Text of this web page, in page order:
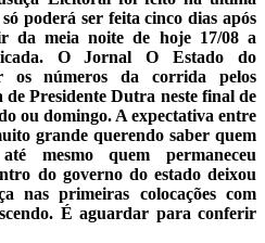
poderá ser feita cinco dias após
da meia noite de hoje 17/08 a
O Jornal O Estado do
os números da corrida pelos
Presidente Dutra neste final de
ou domingo. A expectativa entre
grande querendo saber quem
mesmo quem permaneceu
do governo do estado deixou
nas primeiras colocações com
É aguardar para conferir